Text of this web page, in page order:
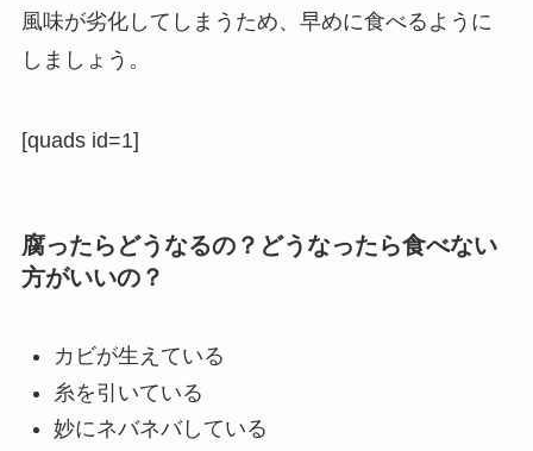
風味が劣化してしまうため、早めに食べるように
しましょう。
[quads id=1]
腐ったらどうなるの？どうなったら食べない
方がいいの？
カビが生えている
糸を引いている
妙にネバネバしている